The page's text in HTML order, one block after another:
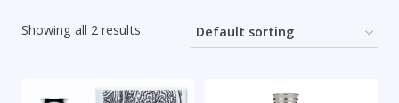
Showing all 2 results